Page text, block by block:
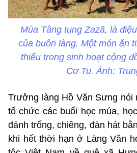
Múa Tâng tung Zazã, là
của buôn làng. Một món ăn
thiếu trong sinh hoạt cộng
Cơ Tu. Ảnh:
Trưởng làng Hồ Văn Sưng
tổ chức các buổi học múa,
đánh trống, chiêng, đàn hát
khi hết thời hạn ở Làng Văn